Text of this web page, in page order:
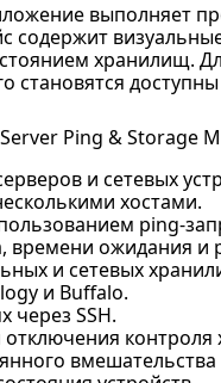
выполняет
содержит
хранилищ.
становятся
Ping & Storage
и сетевых
хостами.
ping-
времени ожидания и
и сетевых
и Buffalo.
через SSH.
вмешательства